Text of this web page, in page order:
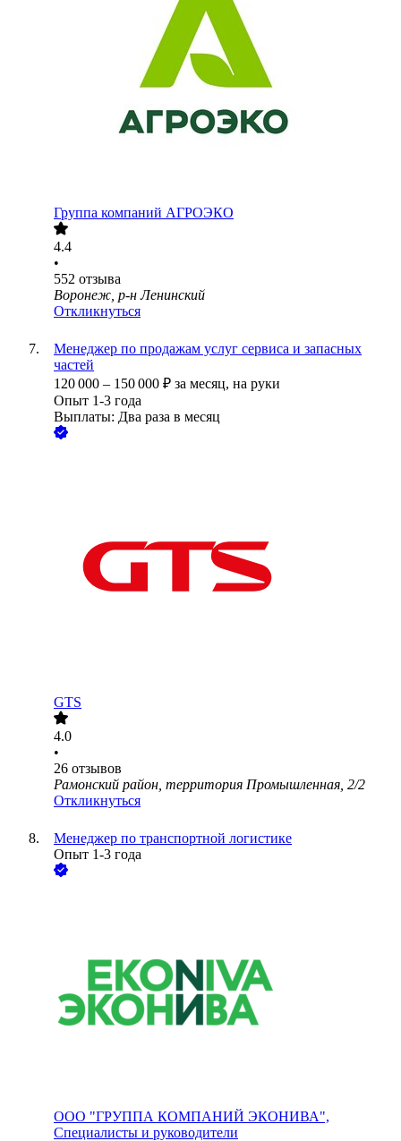
Группа компаний АГРОЭКО
4.4
•
552 отзыва
Воронеж, р-н Ленинский
Откликнуться
Менеджер по продажам услуг сервиса и запасных
частей
120 000 – 150 000 ₽ за месяц, на руки
Опыт 1-3 года
Выплаты: Два раза в месяц
GTS
4.0
•
26 отзывов
Рамонский район, территория Промышленная, 2/2
Откликнуться
Менеджер по транспортной логистике
Опыт 1-3 года
ООО "ГРУППА КОМПАНИЙ ЭКОНИВА",
Специалисты и руководители